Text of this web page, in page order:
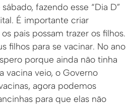
fazendo esse “Dia D”
É importante criar
pais possam trazer os filhos.
filhos para se vacinar. No ano
porque ainda não tinha
vacina veio, o Governo
agora podemos
para que elas não